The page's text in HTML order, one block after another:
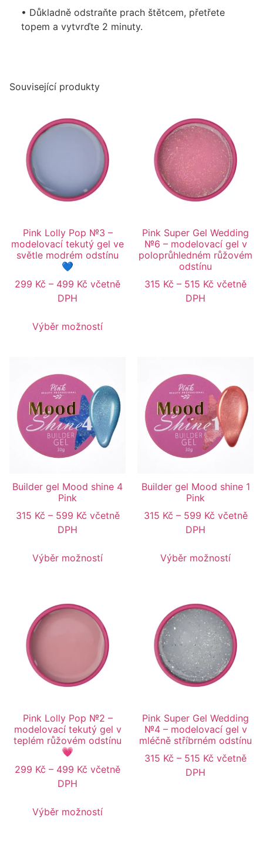
• Důkladně odstraňte prach štětcem, přetřete
topem a vytvrďte 2 minuty.
Související produkty
Pink Lolly Pop №3 –
modelovací tekutý gel ve
světle modrém odstínu
💙
299 Kč – 499 Kč včetně
DPH
Výběr možností
Pink Super Gel Wedding
№6 – modelovací gel v
poloprůhledném růžovém
odstínu
315 Kč – 515 Kč včetně
DPH
Builder gel Mood shine 4
Pink
315 Kč – 599 Kč včetně
DPH
Výběr možností
Builder gel Mood shine 1
Pink
315 Kč – 599 Kč včetně
DPH
Výběr možností
Pink Lolly Pop №2 –
modelovací tekutý gel v
teplém růžovém odstínu
💗
299 Kč – 499 Kč včetně
DPH
Výběr možností
Pink Super Gel Wedding
№4 – modelovací gel v
mléčně stříbrném odstínu
315 Kč – 515 Kč včetně
DPH